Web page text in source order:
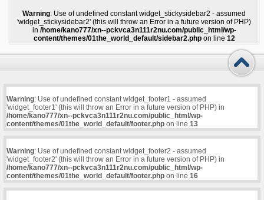
Warning: Use of undefined constant widget_stickysidebar2 - assumed
'widget_stickysidebar2' (this will throw an Error in a future version of PHP)
in /home/kano777/xn--pckvca3n111r2nu.com/public_html/wp-
content/themes/01the_world_default/sidebar2.phpon line 12
Warning: Use of undefined constant widget_footer1 - assumed
'widget_footer1' (this will throw an Error in a future version of PHP) in
/home/kano777/xn--pckvca3n111r2nu.com/public_html/wp-
content/themes/01the_world_default/footer.phpon line 13
Warning: Use of undefined constant widget_footer2 - assumed
'widget_footer2' (this will throw an Error in a future version of PHP) in
/home/kano777/xn--pckvca3n111r2nu.com/public_html/wp-
content/themes/01the_world_default/footer.phpon line 16